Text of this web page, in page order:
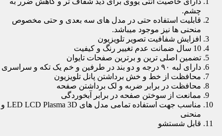
چشم.
قابلیت استفاده حتی در مدل های سه بعدی و حتی مخصوص
منحنی ها نیز موجود میباشد.
افزایش شفافیت تصویر تلویزیون
10 سال ضمانت عدم تغییر رنگ و کیفیت
تضمین اصلی ترین و برترین صفحات تایوان
دارای لبه ۹۰ درجه و دو بند در طرفین و خم یک تکه و سراسری
محافظت از خط و خش برداشتن پانل تلویزیون
محافظت در برابر ضربه و لک برداشتن صفحه
ممانعت از سوختن صفحه در برابر آبخوردگی
مناسب جهت استفاده تمامی مدل های LED LCD Plasma 3D و
منحنی
قابل شستشو